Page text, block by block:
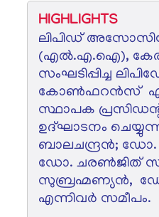
HIGHLIGHTS
ലിപിഡ്
(എല്‍.എ.ഐ),
സംഘടിപ്പിച്ച
കോണ്‍ഫറന്‍സ്
സ്ഥാപക
ഉദ്ഘാടനം
ബാലചന്ദ്രന്‍; ഡോ.
ഡോ. ചരൺജിത്
സുബ്രഹ്മണ്യൻ,
എന്നിവർ സമീപം.